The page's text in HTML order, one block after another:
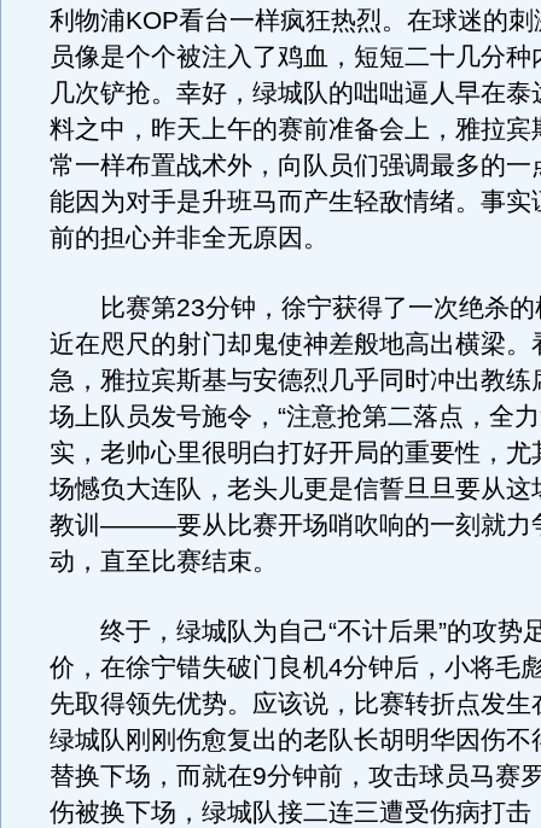
利物浦KOP看台一样疯狂热烈。在球迷的
员像是个个被注入了鸡血，短短二十几分种
几次铲抢。幸好，绿城队的咄咄逼人早在泰
料之中，昨天上午的赛前准备会上，雅拉宾
常一样布置战术外，向队员们强调最多的一
能因为对手是升班马而产生轻敌情绪。事实
前的担心并非全无原因。
比赛第23分钟，徐宁获得了一次绝杀的
近在咫尺的射门却鬼使神差般地高出横梁。
急，雅拉宾斯基与安德烈几乎同时冲出教练
场上队员发号施令，“注意抢第二落点，全
实，老帅心里很明白打好开局的重要性，尤
场憾负大连队，老头儿更是信誓旦旦要从这
教训———要从比赛开场哨吹响的一刻就力
动，直至比赛结束。
终于，绿城队为自己“不计后果”的攻势
价，在徐宁错失破门良机4分钟后，小将毛
先取得领先优势。应该说，比赛转折点发生
绿城队刚刚伤愈复出的老队长胡明华因伤不
替换下场，而就在9分钟前，攻击球员马赛
伤被换下场，绿城队接二连三遭受伤病打击